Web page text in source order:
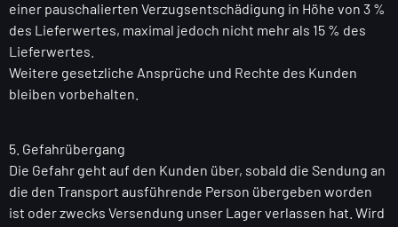
einer pauschalierten Verzugsentschädigung in Höhe von 3 %
des Lieferwertes, maximal jedoch nicht mehr als 15 % des
Lieferwertes.
Weitere gesetzliche Ansprüche und Rechte des Kunden
bleiben vorbehalten.
5. Gefahrübergang
Die Gefahr geht auf den Kunden über, sobald die Sendung an
die den Transport ausführende Person übergeben worden
ist oder zwecks Versendung unser Lager verlassen hat. Wird